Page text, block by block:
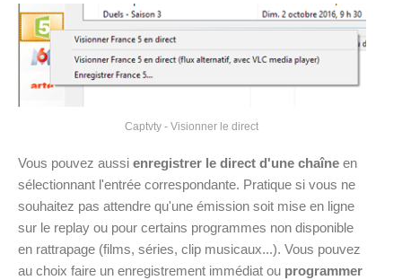
Captvty - Visionner le direct
Vous pouvez aussi enregistrer le direct d'une chaîne en
sélectionnant l'entrée correspondante. Pratique si vous ne
souhaitez pas attendre qu'une émission soit mise en ligne
sur le replay ou pour certains programmes non disponible
en rattrapage (films, séries, clip musicaux...). Vous pouvez
au choix faire un enregistrement immédiat ou programmer